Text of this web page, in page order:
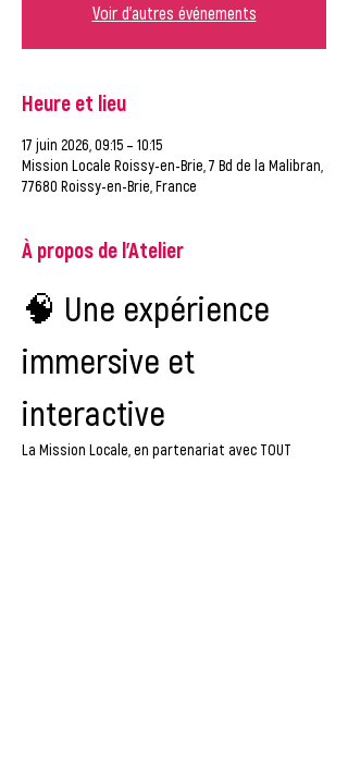
Voir d'autres événements
Heure et lieu
17 juin 2026, 09:15 – 10:15
Mission Locale Roissy-en-Brie, 7 Bd de la Malibran,
77680 Roissy-en-Brie, France
À propos de l'Atelier
🧠 Une expérience
immersive et
interactive
La Mission Locale, en partenariat avec TOUT